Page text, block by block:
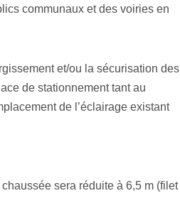
communaux et des voiries en
et/ou la sécurisation des
de stationnement tant au
de l’éclairage existant
sera réduite à 6,5 m (filet